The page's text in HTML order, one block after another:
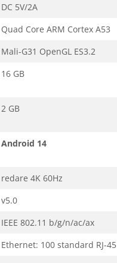
DC 5V/2A
Quad Core ARM Cortex A53
Mali-G31 OpenGL ES3.2
16 GB
2 GB
Android 14
redare 4K 60Hz
v5.0
IEEE 802.11 b/g/n/ac/ax
Ethernet: 100 standard RJ-45